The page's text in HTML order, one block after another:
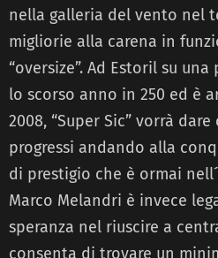
nella galleria del vento nel
migliorie alla carena in
“oversize”. Ad Estoril su
lo scorso anno in 250 ed è
2008, “Super Sic” vorrà
progressi andando alla
di prestigio che è ormai
Marco Melandri è invece
speranza nel riuscire a
consenta di trovare un